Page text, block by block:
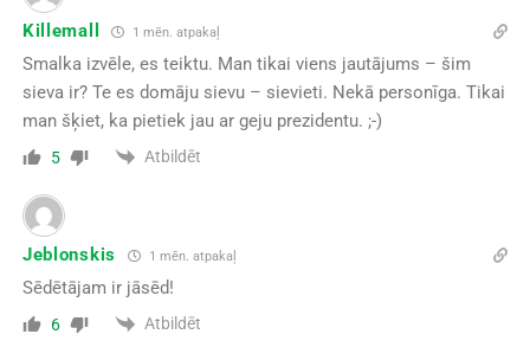
Killemall 1 mēn. atpakaļ
Smalka izvēle, es teiktu. Man tikai viens jautājums – šim
sieva ir? Te es domāju sievu – sievieti. Nekā personīga. Tikai
man šķiet, ka pietiek jau ar geju prezidentu. ;-)
5 Atbildēt
Jeblonskis 1 mēn. atpakaļ
Sēdētājam ir jāsēd!
6 Atbildēt